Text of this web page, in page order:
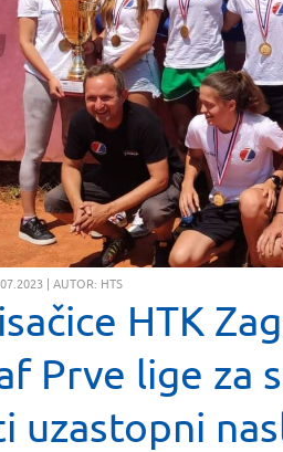
| AUTOR: HTS
HTK
Prve lige za
uzastopni